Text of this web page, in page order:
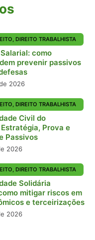
DIREITO TRABALHISTA
como
prevenir passivos
2026
DIREITO TRABALHISTA
Civil do
Prova e
Passivos
2026
DIREITO TRABALHISTA
Solidária
mitigar riscos em
e terceirizações
2026